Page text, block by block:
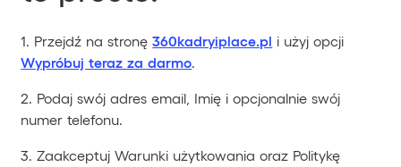
1. Przejdź na stronę360kadryiplace.pl i użyj opcji
Wypróbuj teraz za darmo.
2. Podaj swój adres email, Imię i opcjonalnie swój
numer telefonu.
3. Zaakceptuj Warunki użytkowania oraz Politykę